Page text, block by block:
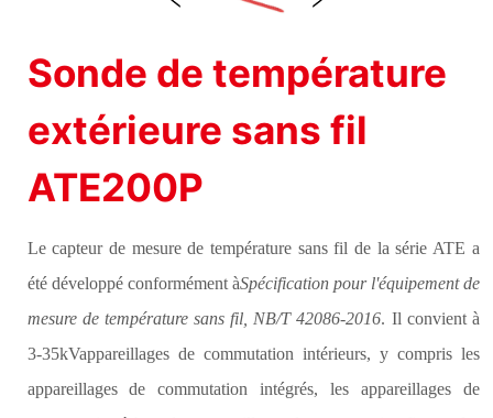
Sonde de température
extérieure sans fil
ATE200P